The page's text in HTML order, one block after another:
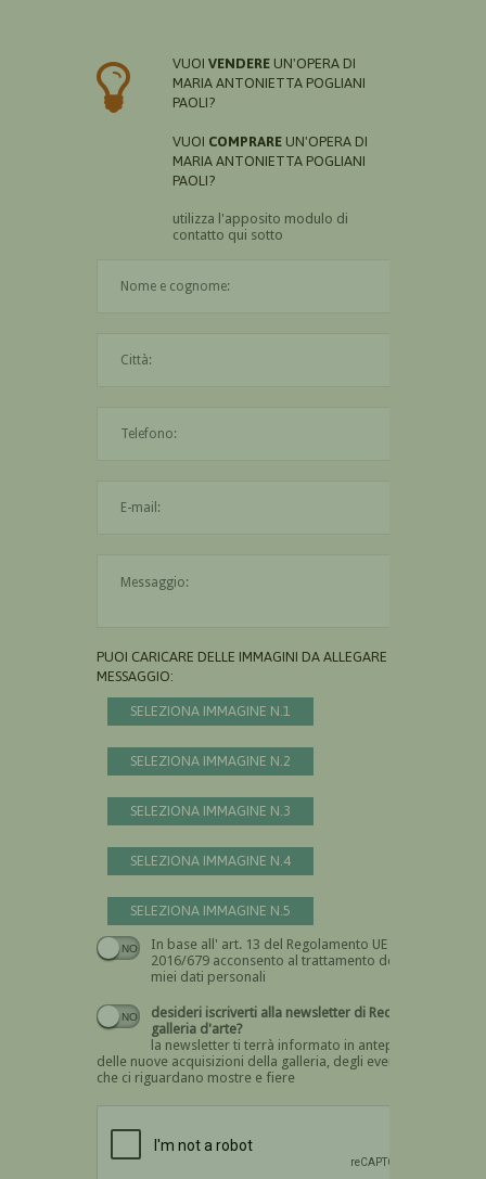
VUOI VENDERE UN'OPERA DI
MARIA ANTONIETTA POGLIANI
PAOLI?
VUOI COMPRARE UN'OPERA DI
MARIA ANTONIETTA POGLIANI
PAOLI?
utilizza l'apposito modulo di
contatto qui sotto
PUOI CARICARE DELLE IMMAGINI DA ALLEGARE AL
MESSAGGIO:
SELEZIONA IMMAGINE N.1
SELEZIONA IMMAGINE N.2
SELEZIONA IMMAGINE N.3
SELEZIONA IMMAGINE N.4
SELEZIONA IMMAGINE N.5
In base all' art. 13 del Regolamento UE n.
2016/679 acconsento al trattamento dei
miei dati personali
Devi dare il consenso
desideri iscriverti alla newsletter di Recta
galleria d'arte?
la newsletter ti terrà informato in anteprima
delle nuove acquisizioni della galleria, degli eventi
che ci riguardano mostre e fiere